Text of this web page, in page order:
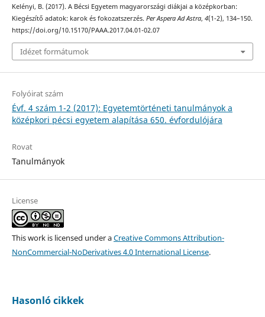
Kelényi, B. (2017). A Bécsi Egyetem magyarországi diákjai a középkorban:
Kiegészítő adatok: karok és fokozatszerzés. Per Aspera Ad Astra, 4(1-2), 134–150.
https://doi.org/10.15170/PAAA.2017.04.01-02.07
Idézet formátumok
Folyóirat szám
Évf. 4 szám 1-2 (2017): Egyetemtörténeti tanulmányok a
középkori pécsi egyetem alapítása 650. évfordulójára
Rovat
Tanulmányok
License
This work is licensed under aCreative Commons Attribution-
NonCommercial-NoDerivatives 4.0 International License.
Hasonló cikkek